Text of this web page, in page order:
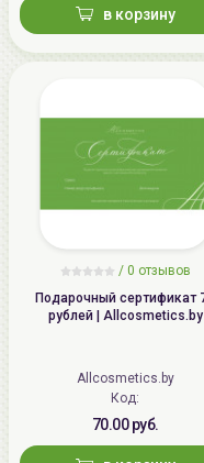
в корзину
/ 0 отзывов
Подарочный сертификат 70
рублей | Allcosmetics.by
Allcosmetics.by
Код:
70.00 руб.